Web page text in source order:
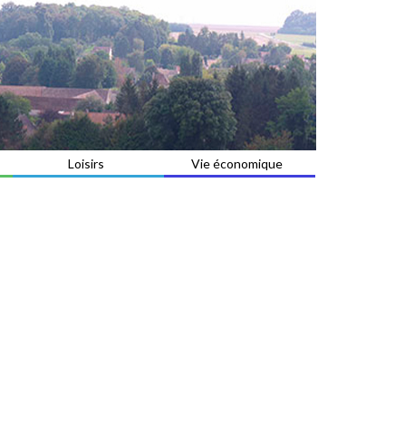
Loisirs Vie économique